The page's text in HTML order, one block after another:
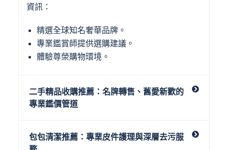
資訊：
精選全球知名奢華品牌。
專業鑑賞師提供選購建議。
體驗尊榮購物環境。
二手精品收購推薦：名牌轉售、舊愛新歡的
專業鑑價管道
包包清潔推薦：專業皮件護理與深層去污服